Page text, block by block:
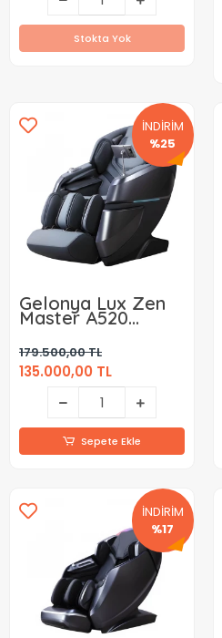
Stokta Yok
İNDİRİM
%25
Gelonya Lux Zen
Master A520
Masaj Koltuğu
179.500,00 TL
135.000,00 TL
Sepete Ekle
İNDİRİM
%17